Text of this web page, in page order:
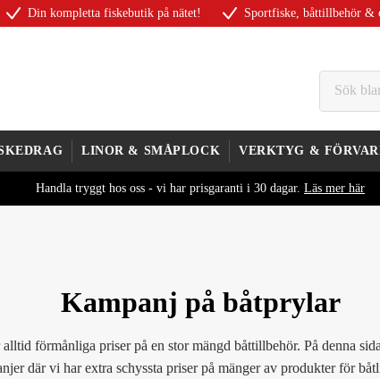
Din kompletta fiskebutik på nätet! Sportfiske, båttillbehör &
LINOR & SMÅPLOCK VERKTYG &
Handla tryggt hos oss - vi har prisgaranti i 30 dagar. Läs mer här
Kampanj på båtprylar
förmånliga priser på en stor mängd båttillbehör. På denna
där vi har extra schyssta priser på mänger av produkter för